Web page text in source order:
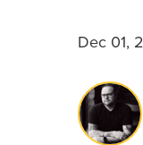
Dec 01,